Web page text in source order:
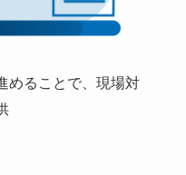
めることで、現場対